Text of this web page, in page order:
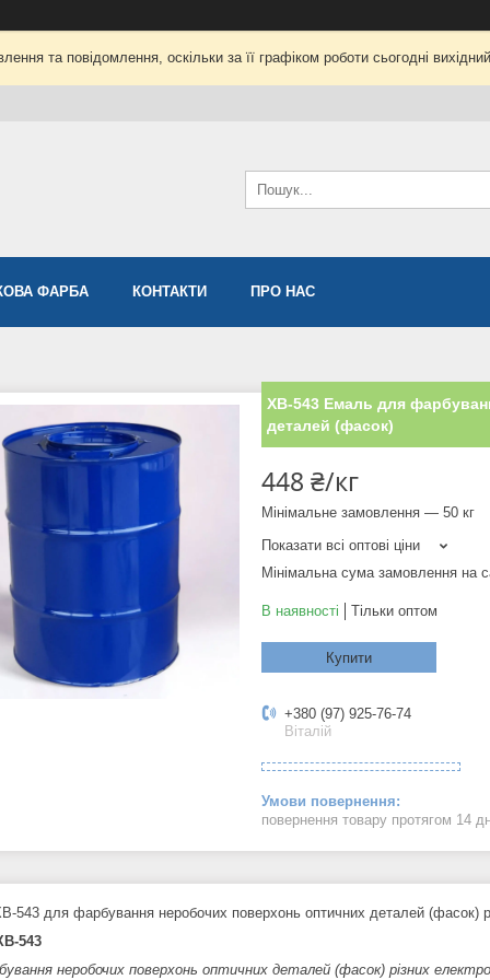
та повідомлення, оскільки за її графіком роботи сьогодні
ФАРБА КОНТАКТИ ПРО НАС
ХВ-543 Емаль для
деталей (фасок)
448 ₴/кг
Мінімальне замовлення — 50 кг
Показати всі оптові ціни
Мінімальна сума замовлення на
В наявності Тільки оптом
Купити
+380 (97) 925-76-74
Віталій
повернення товару протягом 14
543 для фарбування неробочих поверхонь оптичних деталей (фасок)
543
неробочих поверхонь оптичних деталей (фасок) різних